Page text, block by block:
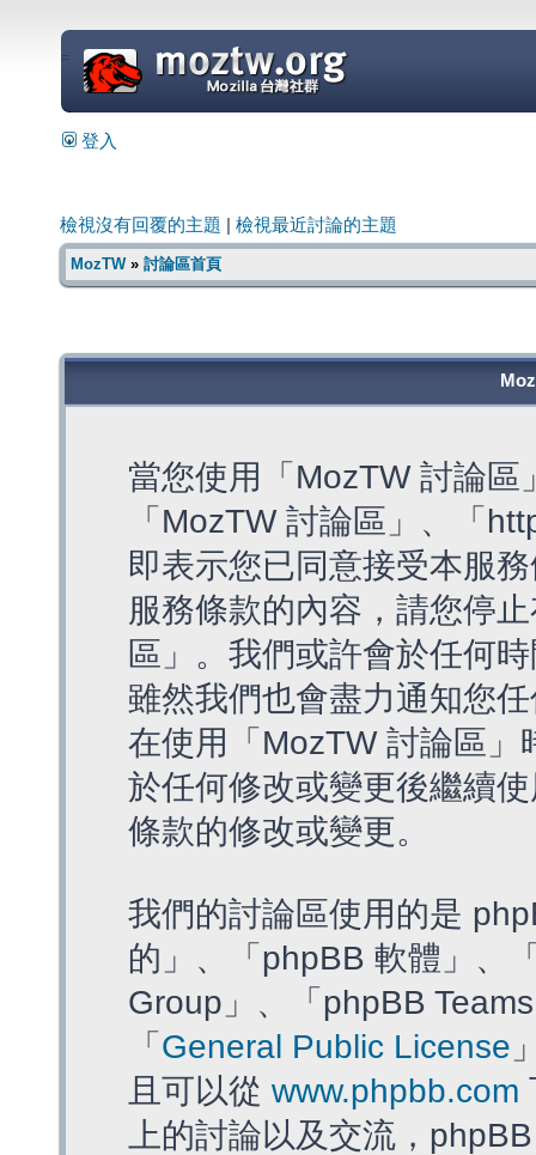
=
登入
檢視沒有回覆的主題 檢視最近討論的主題
MozTW» 討論區首頁
當您使用「MozTW 討論
「MozTW 討論區」、「
即表示您已同意接受本服
服務條款的內容，請您停
區」。我們或許會於任何
雖然我們也會盡力通知您
在使用「MozTW 討論區
於任何修改或變更後繼續
條款的修改或變更。
我們的討論區使用的是
的」、「phpBB 軟體」、
Group」、「phpBB
「 General Public License
且可以從 www.phpbb.com
上的討論以及交流，